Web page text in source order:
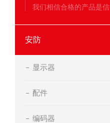
我们相信合格的产品是
安防
显示器
配件
编码器